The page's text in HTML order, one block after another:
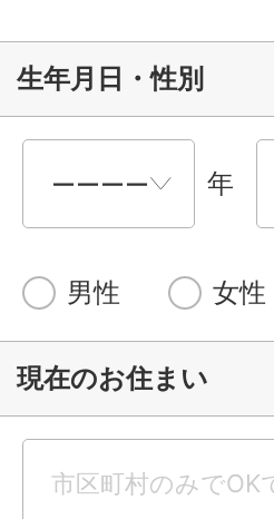
生年月日・性別
年
男性 女性
現在のお住まい